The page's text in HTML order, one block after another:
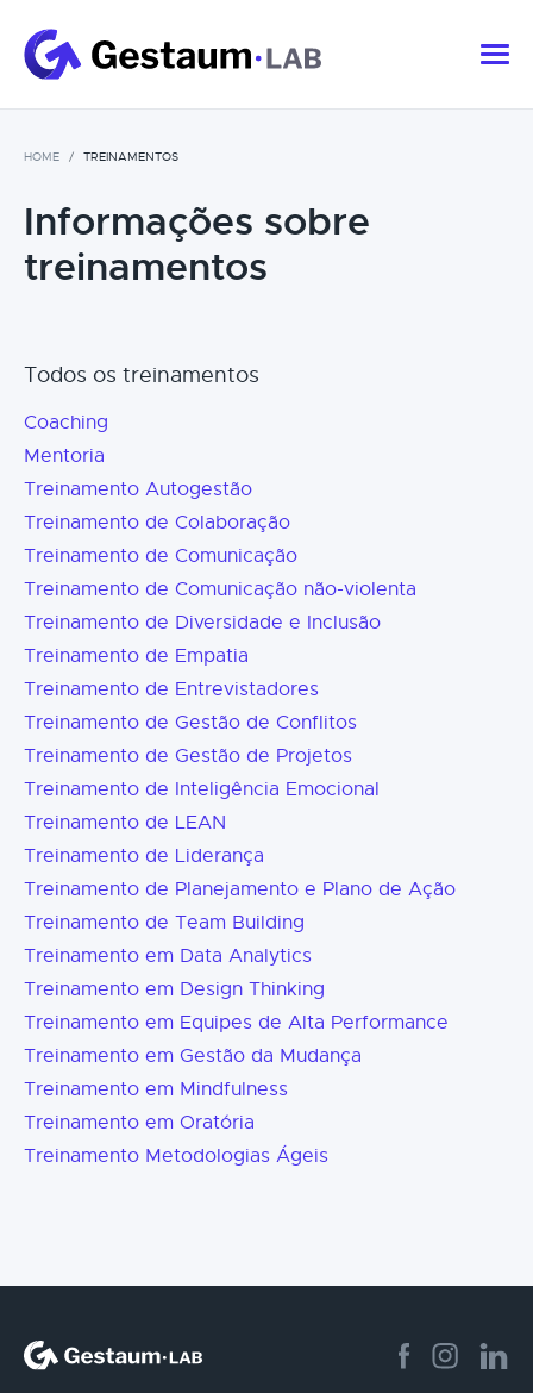
HOME TREINAMENTOS
Informações sobre
treinamentos
Todos os treinamentos
Coaching
Mentoria
Treinamento Autogestão
Treinamento de Colaboração
Treinamento de Comunicação
Treinamento de Comunicação não-violenta
Treinamento de Diversidade e Inclusão
Treinamento de Empatia
Treinamento de Entrevistadores
Treinamento de Gestão de Conflitos
Treinamento de Gestão de Projetos
Treinamento de Inteligência Emocional
Treinamento de LEAN
Treinamento de Liderança
Treinamento de Planejamento e Plano de Ação
Treinamento de Team Building
Treinamento em Data Analytics
Treinamento em Design Thinking
Treinamento em Equipes de Alta Performance
Treinamento em Gestão da Mudança
Treinamento em Mindfulness
Treinamento em Oratória
Treinamento Metodologias Ágeis